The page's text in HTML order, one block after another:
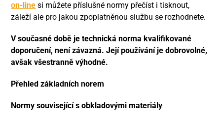
on-line si můžete příslušné normy přečíst i tisknout,
záleží ale pro jakou zpoplatněnou službu se rozhodnete.
V současné době je technická norma kvalifikované
doporučení, není závazná. Její používání je dobrovolné,
avšak všestranně výhodné.
Přehled základních norem
Normy související s obkladovými materiály